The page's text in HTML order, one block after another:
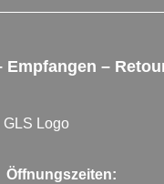
Empfangen –
Öffnungszeiten: